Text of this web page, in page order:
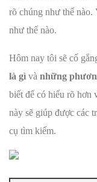
rõ chúng như thế nào.
như thế nào.
Hôm nay tôi sẽ cố
là gì và những
biết để có hiểu rõ hơn
này sẽ giúp được các
cụ tìm kiếm.